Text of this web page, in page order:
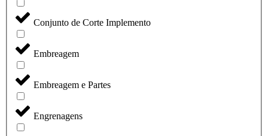
Conjunto de Corte Implemento
Embreagem
Embreagem e Partes
Engrenagens